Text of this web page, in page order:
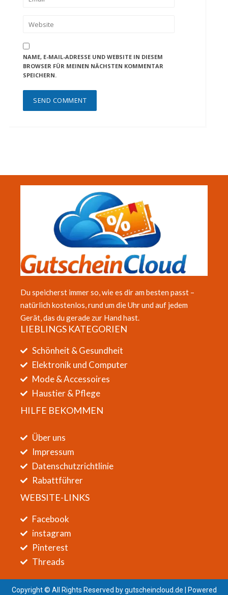
NAME, E-MAIL-ADRESSE UND WEBSITE IN DIESEM
BROWSER FÜR MEINEN NÄCHSTEN KOMMENTAR
SPEICHERN.
Du speicherst immer so, wie es dir am besten passt –
natürlich kostenlos, rund um die Uhr und auf jedem
Gerät, das du gerade zur Hand hast.
LIEBLINGS KATEGORIEN
Schönheit & Gesundheit
Elektronik und Computer
Mode & Accessoires
Haustier & Pflege
HILFE BEKOMMEN
Über uns
Impressum
Datenschutzrichtlinie
Rabattführer
WEBSITE-LINKS
Facebook
instagram
Pinterest
Threads
Copyright © All Rights Reserved bygutscheincloud.de | Powered